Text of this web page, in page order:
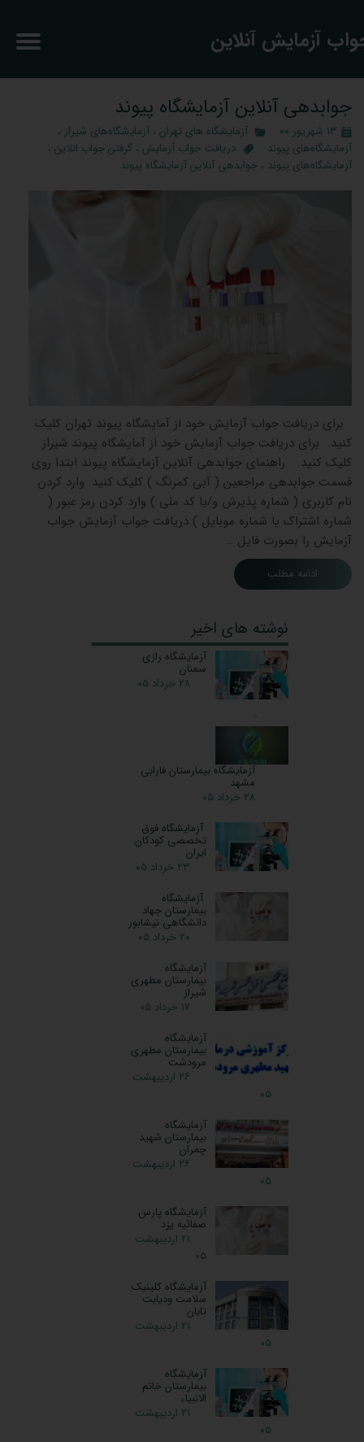
آزمایش آنلاین
جوابدهی آنلاین آزمایشگاه پیوند
۱۳ شهریور ۰۰ آزمایشگاه‌ های تهران ، آزمایشگاه‌های شیراز ،
آزمایشگاه‌های پیوند
دریافت جواب آزمایش ، گرفتن جواب انلاین ،
آزمایشگاه‌های پیوند ، جوابدهی آنلاین آزمایشگاه پیوند
​ برای دریافت جواب آزمایش خود از ‌آمایشگاه پیوند تهران کلیک
کنید. برای دریافت جواب آزمایش خود از ‌آمایشگاه پیوند شیراز
کلیک کنید. راهنمای جوابدهی آنلاین آزمایشگاه پیوند ابتدا روی
قسمت جوابدهی مراجعین ( آبی کمرنگ ) کلیک کنید. وارد کردن
نام کاربری ( شماره پذیرش و/یا کد ملی ) وارد کردن رمز عبور (
شماره اشتراک یا شماره موبایل ) دریافت جواب آزمایش جواب
آزمایش را بصورت فایل …
ادامه مطلب
نوشته های اخیر
آزمایشگاه رازی
سمنان
۲۸ خرداد ۰۵
آزمایشگاه بیمارستان فارابی
مشهد
۲۸ خرداد ۰۵
آزمایشگاه فوق
تخصصی کودکان
ایران
۲۳ خرداد ۰۵
آزمایشگاه
بیمارستان جهاد
دانشگاهی نیشابور
۲۰ خرداد ۰۵
آزمایشگاه
بیمارستان مطهری
شیراز
۱۷ خرداد ۰۵
آزمایشگاه
بیمارستان مطهری
مرودشت
۲۶ اردیبهشت
۰۵
آزمایشگاه
بیمارستان شهید
چمران
۲۶ اردیبهشت
۰۵
آزمایشگاه پارس
صفائیه یزد
۲۱ اردیبهشت
۰۵
آزمایشگاه کلینیک
سلامت ودیابت
تابان
۲۱ اردیبهشت
۰۵
آزمایشگاه
بیمارستان خاتم
الانبیاء
۲۱ اردیبهشت
۰۵